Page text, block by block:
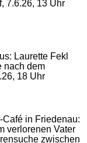
7.6.26, 13 Uhr
Laurette Fekl
nach dem
18 Uhr
Café in Friedenau:
verlorenen Vater
zwischen